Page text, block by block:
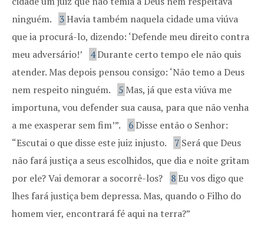
ninguém.
3Havia também naquela cidade uma viúva
que ia procurá-lo, dizendo: ‘Defende meu direito contra
meu adversário!’
4Durante certo tempo ele não quis
atender. Mas depois pensou consigo: ‘Não temo a Deus
nem respeito ninguém.
5 Mas, já que esta viúva me
importuna, vou defender sua causa, para que não venha
a me exasperar sem fim’”.
6Disse então o Senhor:
“Escutai o que disse este juiz injusto.
7 Será que Deus
não fará justiça a seus escolhidos, que dia e noite gritam
por ele? Vai demorar a socorrê-los?
8Eu vos digo que
lhes fará justiça bem depressa. Mas, quando o Filho do
homem vier, encontrará fé aqui na terra?”